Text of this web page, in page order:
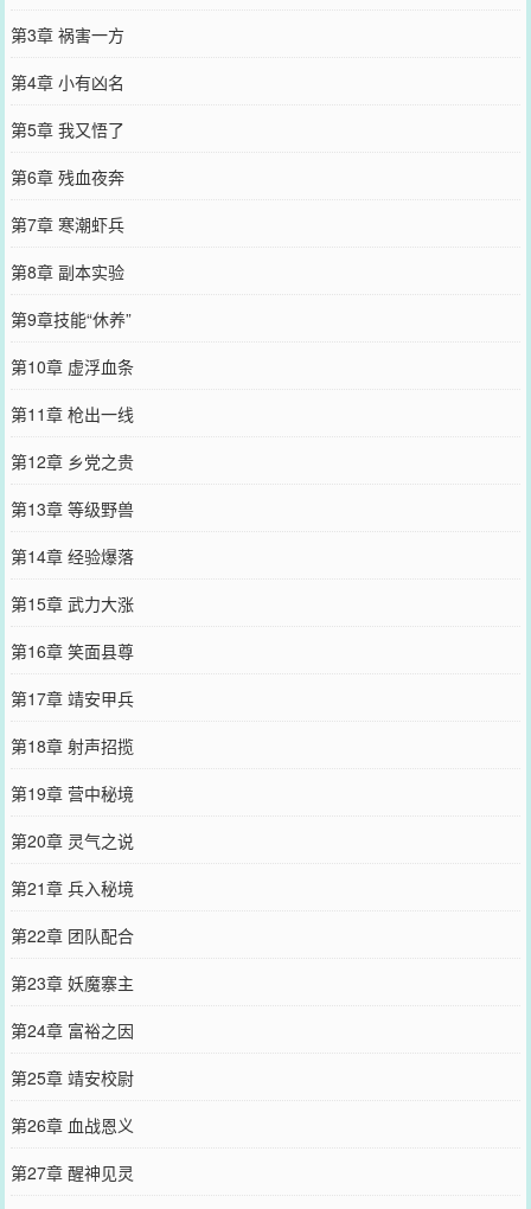
第3章 祸害一方
第4章 小有凶名
第5章 我又悟了
第6章 残血夜奔
第7章 寒潮虾兵
第8章 副本实验
第9章技能“休养”
第10章 虚浮血条
第11章 枪出一线
第12章 乡党之贵
第13章 等级野兽
第14章 经验爆落
第15章 武力大涨
第16章 笑面县尊
第17章 靖安甲兵
第18章 射声招揽
第19章 营中秘境
第20章 灵气之说
第21章 兵入秘境
第22章 团队配合
第23章 妖魔寨主
第24章 富裕之因
第25章 靖安校尉
第26章 血战恩义
第27章 醒神见灵